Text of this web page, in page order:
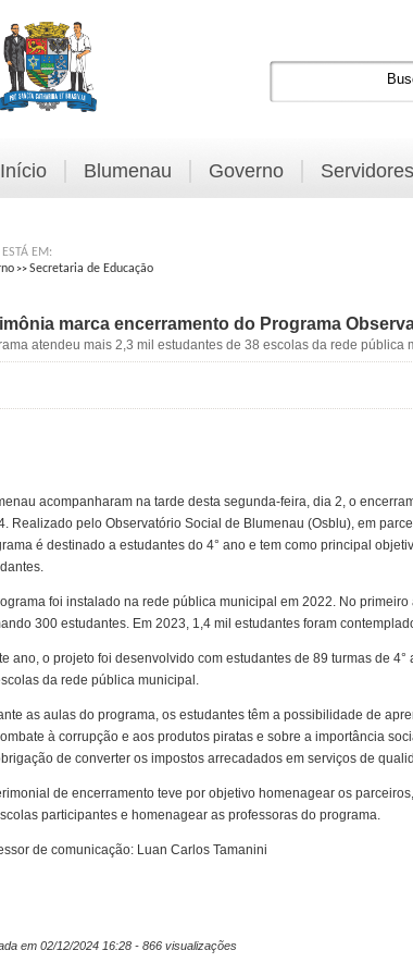
Início Blumenau Governo Servidores
EM:
>>Secretaria de Educação
marca encerramento do Programa
atendeu mais 2,3 mil estudantes de 38 escolas da rede pública
acompanharam na tarde desta segunda-feira, dia 2, o
Realizado pelo Observatório Social de Blumenau (Osblu), em
é destinado a estudantes do 4° ano e tem como principal
foi instalado na rede pública municipal em 2022. No
300 estudantes. Em 2023, 1,4 mil estudantes foram
ano, o projeto foi desenvolvido com estudantes de 89 turmas de
da rede pública municipal.
as aulas do programa, os estudantes têm a possibilidade de
à corrupção e aos produtos piratas e sobre a importância
de converter os impostos arrecadados em serviços de
de encerramento teve por objetivo homenagear os
participantes e homenagear as professoras do programa.
de comunicação: Luan Carlos Tamanini
em 02/12/2024 16:28 - 866 visualizações